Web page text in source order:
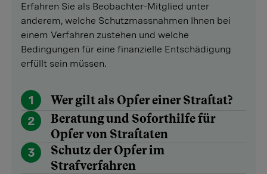
Erfahren Sie als Beobachter-Mitglied unter
anderem, welche Schutzmassnahmen Ihnen bei
einem Verfahren zustehen und welche
Bedingungen für eine finanzielle Entschädigung
erfüllt sein müssen.
1
Wer gilt als­ Opfer einer Straftat?
2
Beratung und Soforthilfe für
Opfer von Straftaten
3
Schutz der Opfer im
Strafverfahren